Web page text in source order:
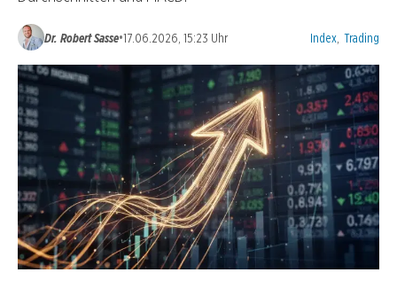
Dr. Robert Sasse•17.06.2026, 15:23 Uhr Kategorien:
Index Trading